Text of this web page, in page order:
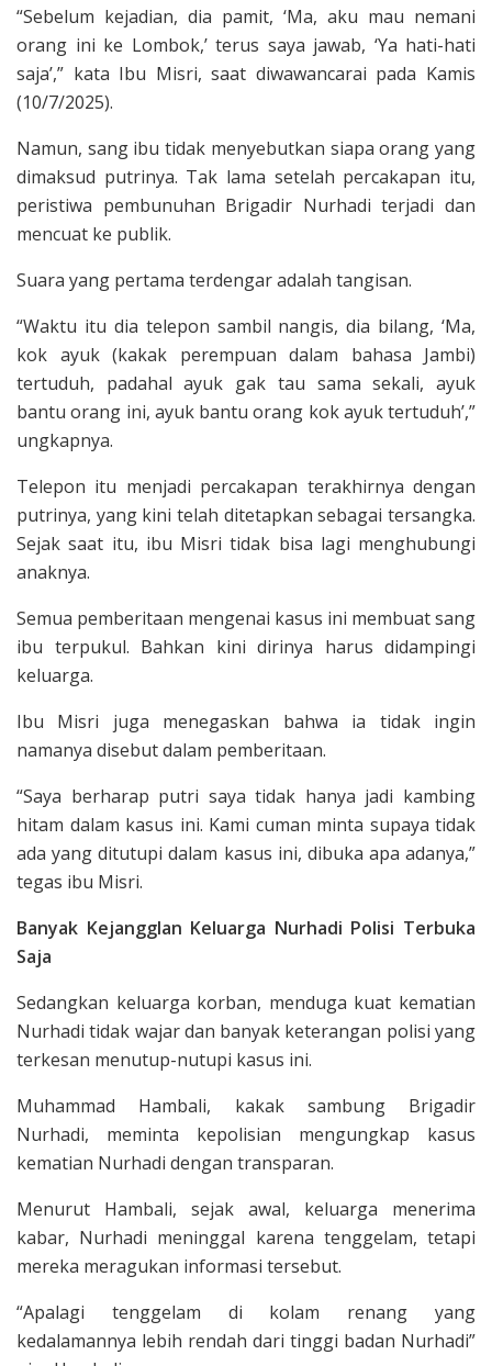
“Sebelum kejadian, dia pamit, ‘Ma, aku mau nemani
orang ini ke Lombok,’ terus saya jawab, ‘Ya hati-hati
saja’,” kata Ibu Misri, saat diwawancarai pada Kamis
(10/7/2025).
Namun, sang ibu tidak menyebutkan siapa orang yang
dimaksud putrinya. Tak lama setelah percakapan itu,
peristiwa pembunuhan Brigadir Nurhadi terjadi dan
mencuat ke publik.
Suara yang pertama terdengar adalah tangisan.
“Waktu itu dia telepon sambil nangis, dia bilang, ‘Ma,
kok ayuk (kakak perempuan dalam bahasa Jambi)
tertuduh, padahal ayuk gak tau sama sekali, ayuk
bantu orang ini, ayuk bantu orang kok ayuk tertuduh’,”
ungkapnya.
Telepon itu menjadi percakapan terakhirnya dengan
putrinya, yang kini telah ditetapkan sebagai tersangka.
Sejak saat itu, ibu Misri tidak bisa lagi menghubungi
anaknya.
Semua pemberitaan mengenai kasus ini membuat sang
ibu terpukul. Bahkan kini dirinya harus didampingi
keluarga.
Ibu Misri juga menegaskan bahwa ia tidak ingin
namanya disebut dalam pemberitaan.
“Saya berharap putri saya tidak hanya jadi kambing
hitam dalam kasus ini. Kami cuman minta supaya tidak
ada yang ditutupi dalam kasus ini, dibuka apa adanya,”
tegas ibu Misri.
Banyak Kejangglan Keluarga Nurhadi Polisi Terbuka
Saja
Sedangkan keluarga korban, menduga kuat kematian
Nurhadi tidak wajar dan banyak keterangan polisi yang
terkesan menutup-nutupi kasus ini.
Muhammad Hambali, kakak sambung Brigadir
Nurhadi, meminta kepolisian mengungkap kasus
kematian Nurhadi dengan transparan.
Menurut Hambali, sejak awal, keluarga menerima
kabar, Nurhadi meninggal karena tenggelam, tetapi
mereka meragukan informasi tersebut.
“Apalagi tenggelam di kolam renang yang
kedalamannya lebih rendah dari tinggi badan Nurhadi”